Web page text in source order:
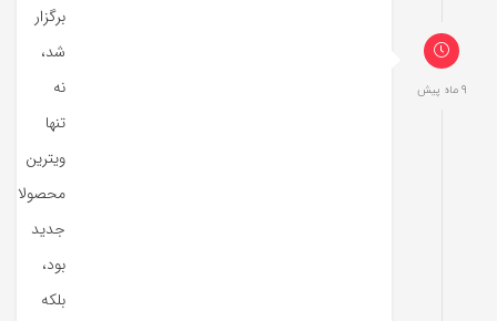
9 ماه پیش
برگزار
شد،
نه
تنها
ویترین
محصولات
جدید
بود،
بلکه